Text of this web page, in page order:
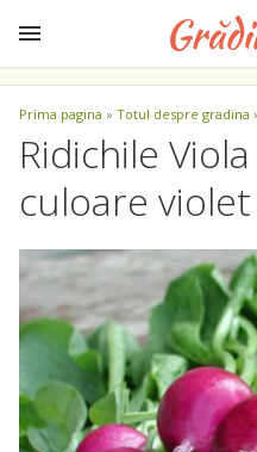
Prima pagina » Totul despre gradina
Ridichile
culoare violet